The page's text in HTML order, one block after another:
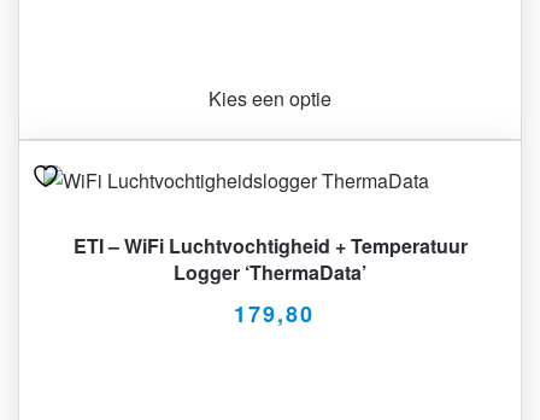
Kies een optie
ETI – WiFi Luchtvochtigheid + Temperatuur
Logger ‘ThermaData’
179,80